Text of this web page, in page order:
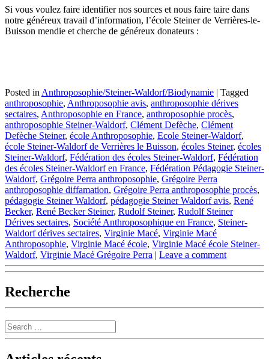
Si vous voulez faire identifier nos sources et nous faire taire dans
notre généreux travail d’information, l’école Steiner de Verrières-le-
Buisson mendie et cherche de généreux donateurs :
Posted in Anthroposophie/Steiner-Waldorf/Biodynamie | Tagged
anthroposophie, Anthroposophie avis, anthroposophie dérives
sectaires, Anthroposophie en France, anthroposophie procès,
anthroposophie Steiner-Waldorf, Clément Defèche, Clément
Defèche Steiner, école Anthroposophie, Ecole Steiner-Waldorf,
école Steiner-Waldorf de Verrières le Buisson, écoles Steiner, écoles
Steiner-Waldorf, Fédération des écoles Steiner-Waldorf, Fédération
des écoles Steiner-Waldorf en France, Fédération Pédagogie Steiner-
Waldorf, Grégoire Perra anthroposophie, Grégoire Perra
anthroposophie diffamation, Grégoire Perra anthroposophie procès,
pédagogie Steiner Waldorf, pédagogie Steiner Waldorf avis, René
Becker, René Becker Steiner, Rudolf Steiner, Rudolf Steiner
Dérives sectaires, Société Anthroposophique en France, Steiner-
Waldorf dérives sectaires, Virginie Macé, Virginie Macé
Anthroposophie, Virginie Macé école, Virginie Macé école Steiner-
Waldorf, Virginie Macé Grégoire Perra | Leave a comment
Recherche
Search